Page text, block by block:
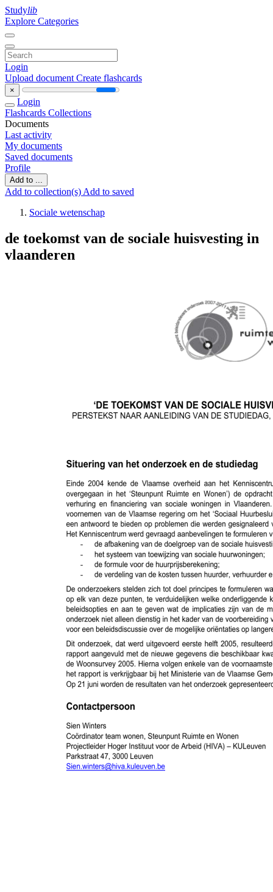
Studylib
Explore Categories
Login
Upload document Create flashcards
×
Login
Flashcards Collections
Documents
Last activity
My documents
Saved documents
Profile
Add to ...
Add to collection(s) Add to saved
Sociale wetenschap
de toekomst van de sociale huisvesting in
vlaanderen